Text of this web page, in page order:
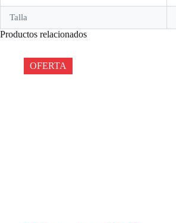
Talla
Productos relacionados
OFERTA